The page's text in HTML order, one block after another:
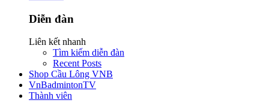
Diễn đàn
Liên kết nhanh
Tìm kiếm diễn đàn
Recent Posts
Shop Cầu Lông VNB
VnBadmintonTV
Thành viên